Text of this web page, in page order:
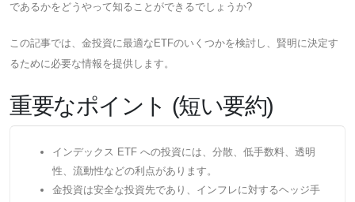
であるかをどうやって知ることができるでしょうか?
この記事では、金投資に最適なETFのいくつかを検討し、賢明に決定す
るために必要な情報を提供します。
重要なポイント (短い要約)
インデックス ETF への投資には、分散、低手数料、透明
性、流動性などの利点があります。
金投資は安全な投資先であり、インフレに対するヘッジ手